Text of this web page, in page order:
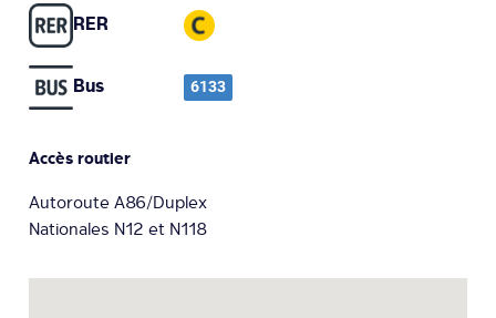
RER
Bus 6133
Accès routier
Autoroute A86/Duplex
Nationales N12 et N118